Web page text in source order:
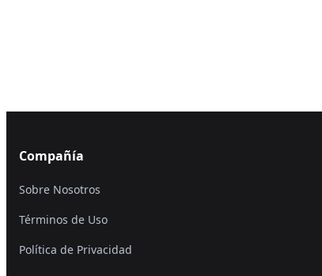
Compañía
Sobre Nosotros
Términos de Uso
Política de Privacidad